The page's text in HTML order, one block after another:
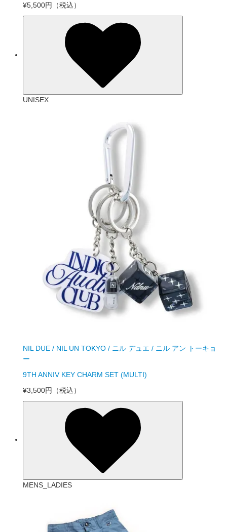
¥5,500円 （税込）
UNISEX
NIL DUE / NIL UN TOKYO / ニル デュエ / ニル アン トーキョ
ー
9TH ANNIV KEY CHARM SET (MULTI)
¥3,500円 （税込）
MENS_LADIES